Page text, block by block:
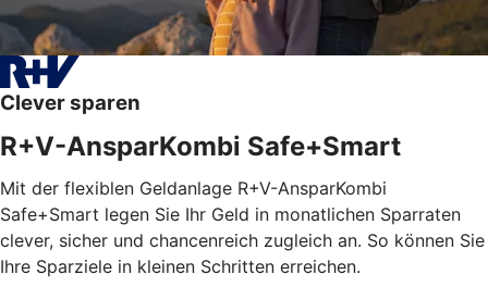
Clever sparen
R+V-AnsparKombi Safe+Smart
Mit der flexiblen Geldanlage R+V-AnsparKombi
Safe+Smart legen Sie Ihr Geld in monatlichen Sparraten
clever, sicher und chancenreich zugleich an. So können Sie
Ihre Sparziele in kleinen Schritten erreichen.